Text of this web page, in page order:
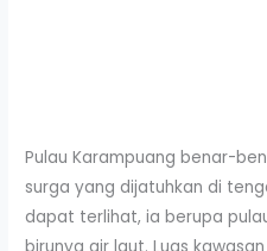
Pulau Karampuang benar-
surga yang dijatuhkan di
dapat terlihat, ia berupa
birunya air laut. Luas